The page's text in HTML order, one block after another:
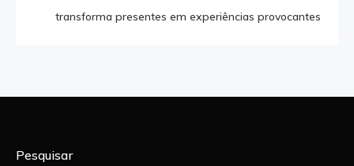
transforma presentes em experiências provocantes
Pesquisar